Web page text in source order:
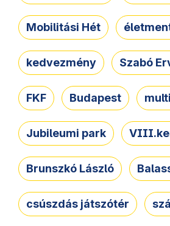
Mobilitási Hét
kedvezmény Szabó
FKF Budapest
Jubileumi park
Brunszkó László
csúszdás játszótér